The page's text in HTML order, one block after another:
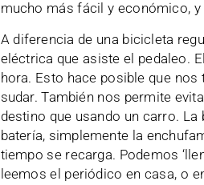
mucho más fácil y económico,
A diferencia de una bicicleta
eléctrica que asiste el pedaleo.
hora. Esto hace posible que
sudar. También nos permite
destino que usando un carro.
batería, simplemente la
tiempo se recarga. Podemos
leemos el periódico en casa, o